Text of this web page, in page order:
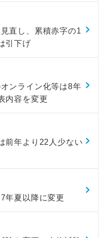
直し、累積赤字の1
引下げ
ンライン化等は8年
内容を変更
前年より22人少ない
年夏以降に変更